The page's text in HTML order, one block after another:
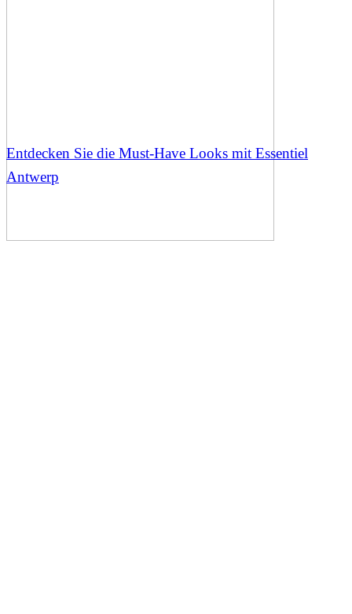
Entdecken Sie die Must-Have Looks mit Essentiel
Antwerp